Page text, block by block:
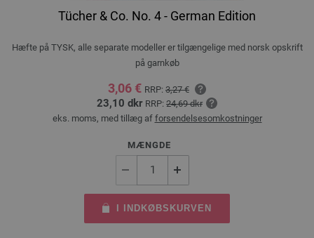
Tücher & Co. No. 4 - German Edition
Hæfte på TYSK, alle separate modeller er tilgængelige med norsk opskrift
på garnkøb
3,06 € RRP: 3,27 €
23,10 dkr RRP: 24,69 dkr
eks. moms, med tillæg af forsendelsesomkostninger
MÆNGDE
I INDKØBSKURVEN